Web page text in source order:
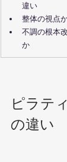
違い
整体の視点
不調の根本
か
ピラテ
の違い